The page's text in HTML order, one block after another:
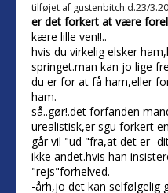
tilføjet af gustenbitch.d.23/
er det forkert at være
kære lille ven!!..
hvis du virkelig elsker
springet.man kan jo lige
du er for at få ham,eller
ham.
så..gør!.det forfanden
urealistisk,er sgu forkert
går vil "ud "fra,at det er-
ikke andet.hvis han
"rejs"forhelved.
-årh,jo det kan selfølgelig